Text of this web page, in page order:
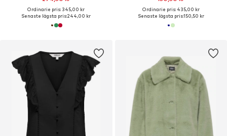
Ordinarie pris: 345,00 kr
Senaste lägsta pris:244,00 kr
Ordinarie pris: 435,00 kr
Senaste lägsta pris:150,50 kr